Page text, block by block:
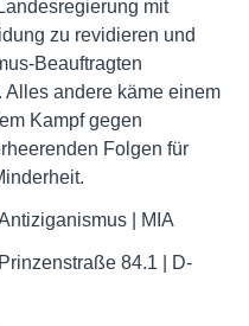
mit
zu revidieren und
Beauftragten
andere käme einem
Kampf gegen
Folgen für
| MIA
84.1 | D-